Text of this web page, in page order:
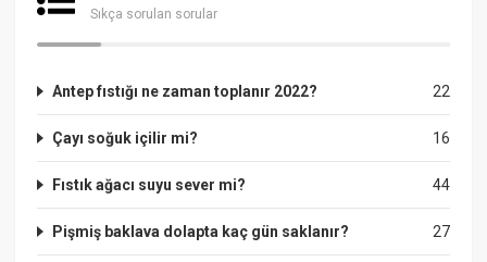
Sıkça sorulan sorular
22
Antep fıstığı ne zaman toplanır 2022?
16
Çayı soğuk içilir mi?
44
Fıstık ağacı suyu sever mi?
27
Pişmiş baklava dolapta kaç gün saklanır?